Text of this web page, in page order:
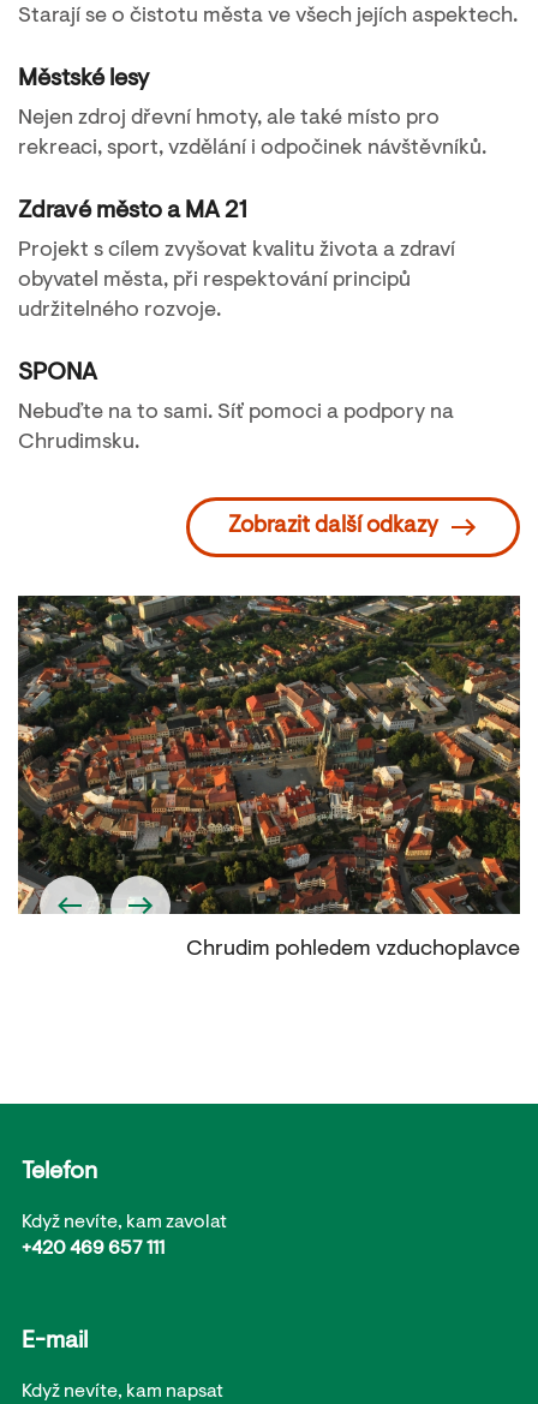
Chrudim pohledem vzduchoplavce
Starají se o čistotu města ve všech jejích aspektech.
Městské lesy
Nejen zdroj dřevní hmoty, ale také místo pro
rekreaci, sport, vzdělání i odpočinek návštěvníků.
Zdravé město a MA 21
Projekt s cílem zvyšovat kvalitu života a zdraví
obyvatel města, při respektování principů
udržitelného rozvoje.
SPONA
Nebuďte na to sami. Síť pomoci a podpory na
Chrudimsku.
Zobrazit další odkazy
Telefon
Když nevíte, kam zavolat
+420 469 657 111
E-mail
Když nevíte, kam napsat